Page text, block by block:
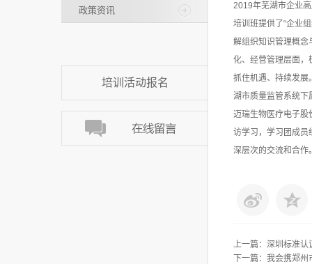
政策资讯
培训活动报名
2019年芜湖市企业
培训班提供了“企业
解组织知识管理概念
化、经营管理层面，
抓住机遇、持续发展
湖市质量监管系统下
迈瑞生物医疗电子股
访学习，学习团成员
深层次的交流和合作
上一篇： 深圳标准认
下一篇： 我会携郑州